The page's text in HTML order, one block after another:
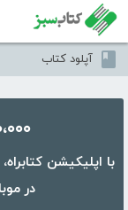
آپلود کتاب
۵۰،۰۰۰ کتاب
در